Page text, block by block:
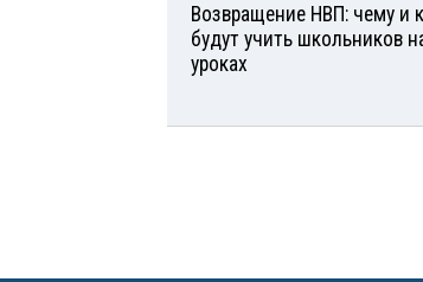
Возвращение НВП: чему и
будут учить школьников
уроках